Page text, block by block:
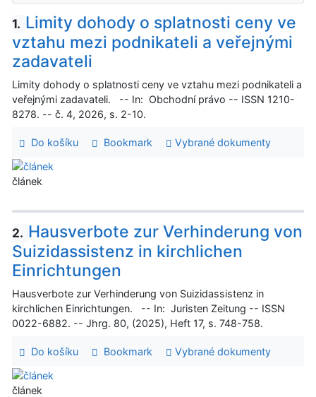
1. Limity dohody o splatnosti ceny ve
vztahu mezi podnikateli a veřejnými
zadavateli
Limity dohody o splatnosti ceny ve vztahu mezi podnikateli a
veřejnými zadavateli. -- In: Obchodní právo -- ISSN 1210-
8278. -- č. 4, 2026, s. 2-10.
Do košíku Bookmark Vybrané dokumenty
článek
2. Hausverbote zur Verhinderung von
Suizidassistenz in kirchlichen
Einrichtungen
Hausverbote zur Verhinderung von Suizidassistenz in
kirchlichen Einrichtungen. -- In: Juristen Zeitung -- ISSN
0022-6882. -- Jhrg. 80, (2025), Heft 17, s. 748-758.
Do košíku Bookmark Vybrané dokumenty
článek